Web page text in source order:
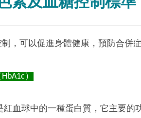
，可以促進身體健康，預防合併
）
紅血球中的一種蛋白質，它主要的